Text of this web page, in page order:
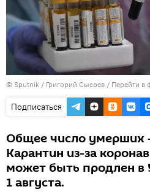
© Sputnik / Григорий Сысоев / Перейти в
Подписаться
Общее число умерших
Карантин из-за
может быть продлен в
1 августа.